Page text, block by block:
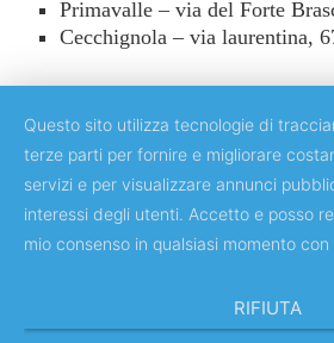
Primavalle – via del Forte
Cecchignola – via laurentina,
Copyright © 2018 Università degli Studi di Roma
Questo sito utilizza tecnologie di
terze parti per fornire e migliorare
servizi e per visualizzare annunci
interessi degli utenti. Accetto e posso
mio consenso in qualsiasi momento
RIFIUTA